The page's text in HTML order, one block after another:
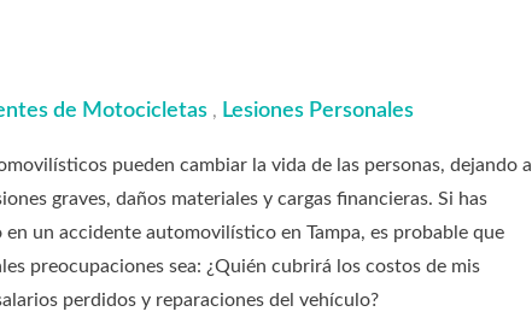
de Motocicletas , Lesiones Personales
pueden cambiar la vida de las personas, dejando a
graves, daños materiales y cargas financieras. Si has
un accidente automovilístico en Tampa, es probable que
preocupaciones sea: ¿Quién cubrirá los costos de mis
perdidos y reparaciones del vehículo?